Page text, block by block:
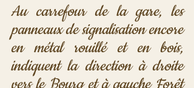
Au carrefour de la gare, les
panneaux de signalisation encore
en métal rouillé et en bois,
indiquent la direction à droite